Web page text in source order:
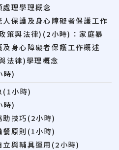
理學理概念
人保護及身心障礙者保護工作
策與法律)(2小時)：家庭暴
及身心障礙者保護工作概述
法律)學理概念
時)
(1小時)
時)
助技巧(2小時)
餐原則(1小時)
立與輔具運用(2小時)